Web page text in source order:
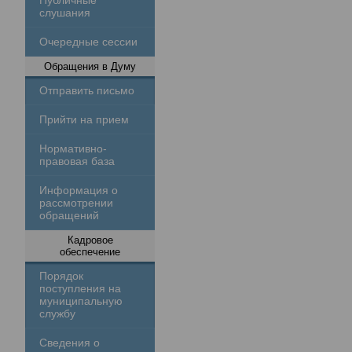
слушания
Очередные сессии
Обращения в Думу
Отправить письмо
Прийти на прием
Нормативно-
правовая база
Информация о
рассмотрении
обращений
Кадровое
обеспечение
Порядок
поступления на
муниципальную
службу
Сведения о